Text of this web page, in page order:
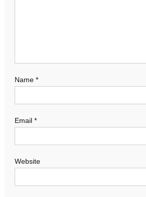
Name *
Email *
Website